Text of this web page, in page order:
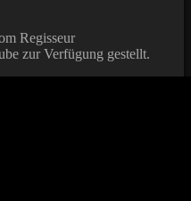
Regisseur
zur Verfügung gestellt.